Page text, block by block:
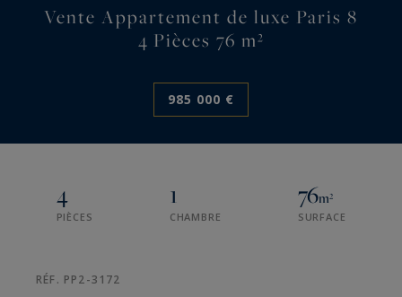
Vente Appartement de luxe Paris 8
4 Pièces 76 m²
985 000 €
4
PIÈCES
1
CHAMBRE
76m²
SURFACE
RÉF. PP2-3172